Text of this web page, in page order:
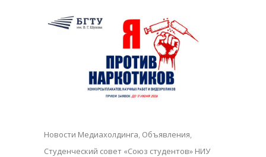
Новости Медиахолдинга, Объявления,
Студенческий совет «Союз студентов» НИУ